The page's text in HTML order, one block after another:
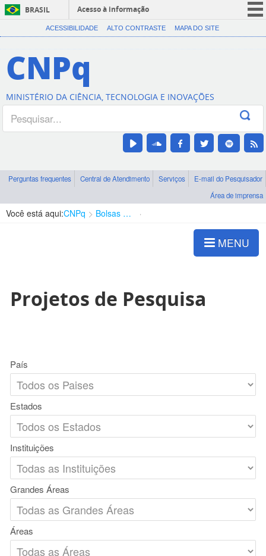
BRASIL
Acesso à informação
CORONAVÍRUS (COVID-19)
Canais
ACESSIBILIDADE ALTO CONTRASTE MAPA DO SITE
CNPq
MINISTÉRIO DA CIÊNCIA, TECNOLOGIA E INOVAÇÕES
Perguntas frequentes Central de Atendimento Serviços
E-mail do Pesquisador
Área de imprensa
Você está aqui:CNPq Bolsas e Auxílios Vigentes
MENU
Projetos de Pesquisa
País
Estados
Instituições
Grandes Áreas
Áreas